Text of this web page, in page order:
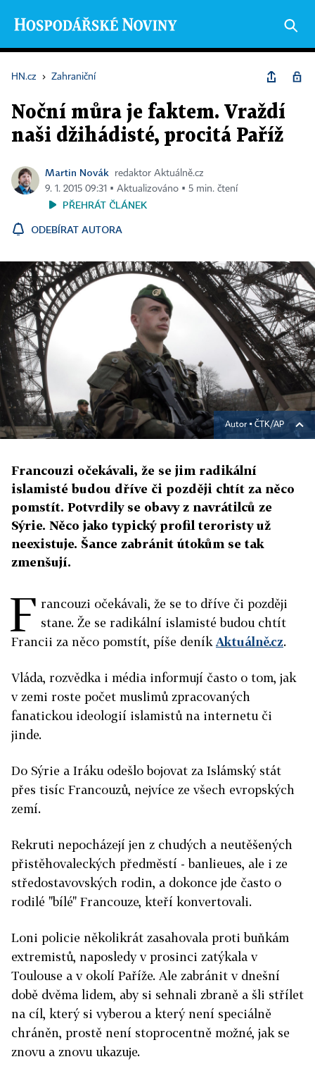
HN.cz › Zahraniční
Noční můra je faktem. Vraždí
naši džihádisté, procitá Paříž
Martin Novák
redaktor Aktuálně.cz
9. 1. 2015 09:31 ▪ Aktualizováno ▪ 5 min. čtení
PŘEHRÁT ČLÁNEK
ODEBÍRAT AUTORA
Autor ▪ ČTK/AP
Francouzi očekávali, že se jim radikální
islamisté budou dříve či později chtít za něco
pomstít. Potvrdily se obavy z navrátilců ze
Sýrie. Něco jako typický profil teroristy už
neexistuje. Šance zabránit útokům se tak
zmenšují.
F rancouzi očekávali, že se to dříve či později
stane. Že se radikální islamisté budou chtít
Francii za něco pomstít, píše deník Aktuálně.cz.
Vláda, rozvědka i média informují často o tom, jak
v zemi roste počet muslimů zpracovaných
fanatickou ideologií islamistů na internetu či
jinde.
Do Sýrie a Iráku odešlo bojovat za Islámský stát
přes tisíc Francouzů, nejvíce ze všech evropských
zemí.
Rekruti nepocházejí jen z chudých a neutěšených
přistěhovaleckých předměstí - banlieues, ale i ze
středostavovských rodin, a dokonce jde často o
rodilé "bílé" Francouze, kteří konvertovali.
Loni policie několikrát zasahovala proti buňkám
extremistů, naposledy v prosinci zatýkala v
Toulouse a v okolí Paříže. Ale zabránit v dnešní
době dvěma lidem, aby si sehnali zbraně a šli střílet
na cíl, který si vyberou a který není speciálně
chráněn, prostě není stoprocentně možné, jak se
znovu a znovu ukazuje.